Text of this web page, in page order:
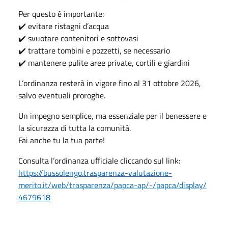
Per questo è importante:
✔️ evitare ristagni d’acqua
✔️ svuotare contenitori e sottovasi
✔️ trattare tombini e pozzetti, se necessario
✔️ mantenere pulite aree private, cortili e giardini
L’ordinanza resterà in vigore fino al 31 ottobre 2026,
salvo eventuali proroghe.
Un impegno semplice, ma essenziale per il benessere e
la sicurezza di tutta la comunità.
Fai anche tu la tua parte!
Consulta l’ordinanza ufficiale cliccando sul link:
https://bussolengo.trasparenza-valutazione-
merito.it/web/trasparenza/papca-ap/-/papca/display/
4679618